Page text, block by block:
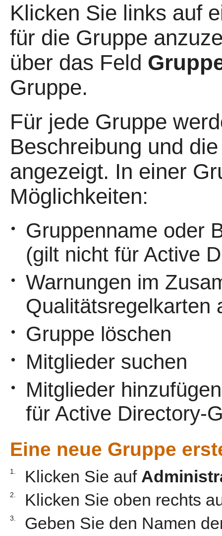
Klicken Sie links auf
für die Gruppe
über das Feld
Gruppe.
Für jede Gruppe
Beschreibung und
angezeigt. In einer
Möglichkeiten:
•
Gruppenname oder
(gilt nicht für Active
•
Warnungen im
Qualitätsregelkarten
• Gruppe löschen
• Mitglieder suchen
•
Mitglieder
für Active Directory-
Eine neue Gruppe
1. Klicken Sie auf
2. Klicken Sie oben rechts
3. Geben Sie den Namen